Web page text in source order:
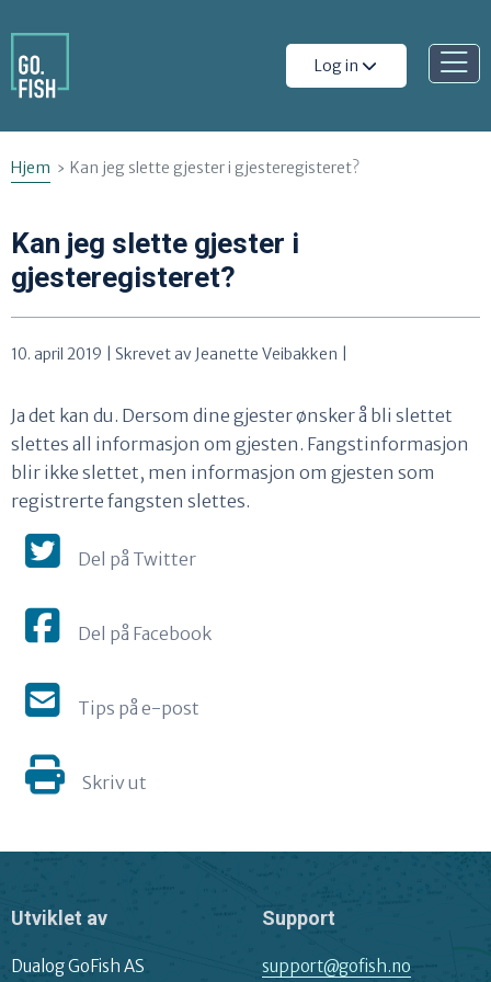
Log in
Å
n
y
Hjem Kan jeg slette gjester i gjesteregisteret?
Kan jeg slette gjester i
gjesteregisteret?
10. april 2019 | Skrevet av Jeanette Veibakken |
Ja det kan du. Dersom dine gjester ønsker å bli slettet
slettes all informasjon om gjesten. Fangstinformasjon
blir ikke slettet, men informasjon om gjesten som
registrerte fangsten slettes.
Del på Twitter
Del på Facebook
Tips på e-post
Skriv ut
Utviklet av
Dualog GoFish AS
Support
support@gofish.no